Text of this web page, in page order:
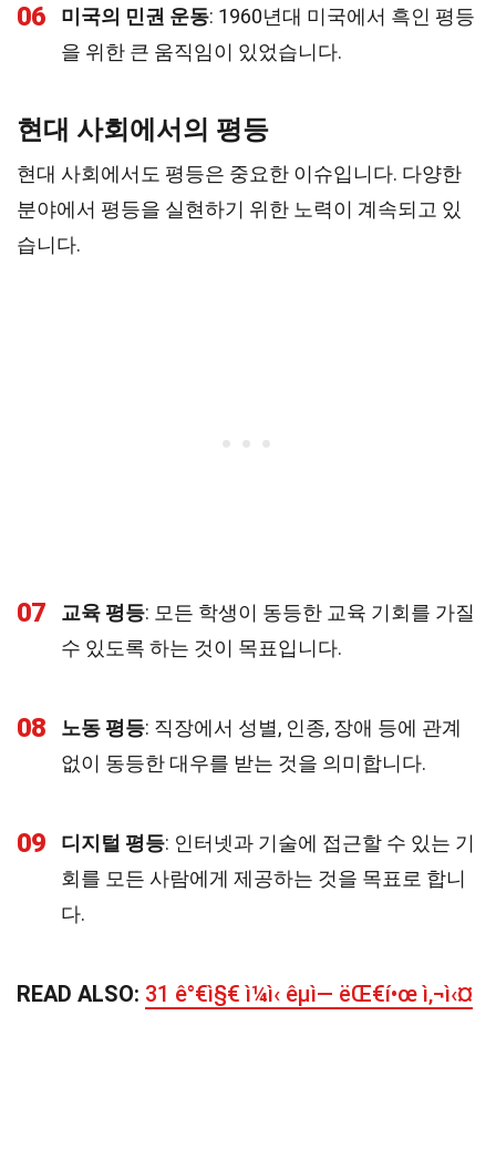
06 미국의 민권 운동: 1960년대 미국에서 흑인 평등
을 위한 큰 움직임이 있었습니다.
현대 사회에서의 평등
현대 사회에서도 평등은 중요한 이슈입니다. 다양한
분야에서 평등을 실현하기 위한 노력이 계속되고 있
습니다.
07 교육 평등: 모든 학생이 동등한 교육 기회를 가질
수 있도록 하는 것이 목표입니다.
08 노동 평등: 직장에서 성별, 인종, 장애 등에 관계
없이 동등한 대우를 받는 것을 의미합니다.
09 디지털 평등: 인터넷과 기술에 접근할 수 있는 기
회를 모든 사람에게 제공하는 것을 목표로 합니
다.
READ ALSO: 31 ê°€ì§€ ì¼ì‹ êµì— ëŒ€í•œ ì‚¬ì‹¤